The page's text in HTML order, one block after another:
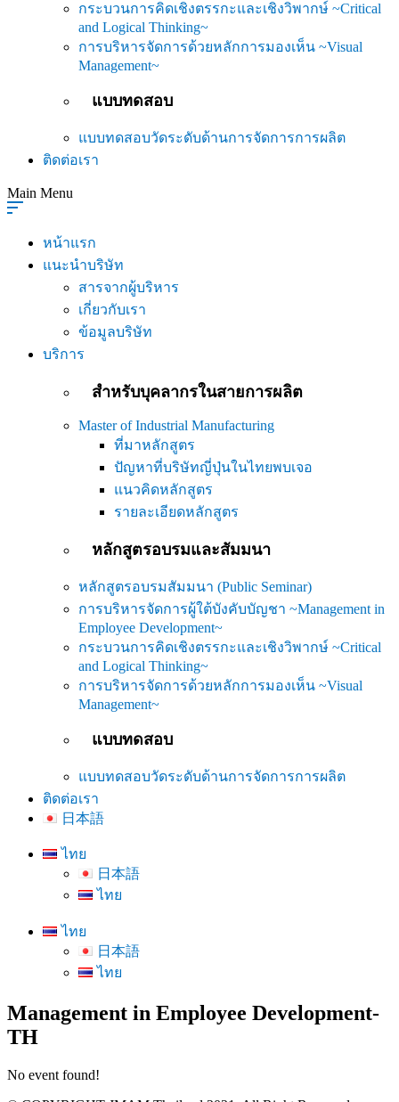
กระบวนการคิดเชิงตรรกะและเชิงวิพากษ์ ~Critical
and Logical Thinking~
การบริหารจัดการด้วยหลักการมองเห็น ~Visual
Management~
แบบทดสอบ
แบบทดสอบวัดระดับด้านการจัดการการผลิต
ติดต่อเรา
Main Menu
หน้าแรก
แนะนำบริษัท
สารจากผู้บริหาร
เกี่ยวกับเรา
ข้อมูลบริษัท
บริการ
สำหรับบุคลากรในสายการผลิต
Master of Industrial Manufacturing
ที่มาหลักสูตร
ปัญหาที่บริษัทญี่ปุ่นในไทยพบเจอ
แนวคิดหลักสูตร
รายละเอียดหลักสูตร
หลักสูตรอบรมและสัมมนา
หลักสูตรอบรมสัมมนา (Public Seminar)
การบริหารจัดการผู้ใต้บังคับบัญชา ~Management in
Employee Development~
กระบวนการคิดเชิงตรรกะและเชิงวิพากษ์ ~Critical
and Logical Thinking~
การบริหารจัดการด้วยหลักการมองเห็น ~Visual
Management~
แบบทดสอบ
แบบทดสอบวัดระดับด้านการจัดการการผลิต
ติดต่อเรา
日本語
ไทย
日本語
ไทย
ไทย
日本語
ไทย
Management in Employee Development-
TH
No event found!